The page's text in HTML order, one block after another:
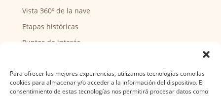
Para ofrecer las mejores experiencias, utilizamos tecnologías como las
cookies para almacenar y/o acceder a la información del dispositivo. El
consentimiento de estas tecnologías nos permitirá procesar datos como
Vista 360º de la nave
Etapas históricas
Puntos de interés
Actividades y horarios